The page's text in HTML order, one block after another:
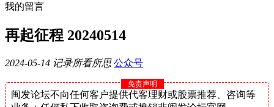
我的留言
再起征程 20240514
2024-05-14 记录所看所思 公众号
免责声明
闽发论坛不向任何客户提供代客理财或股票推荐、咨询等